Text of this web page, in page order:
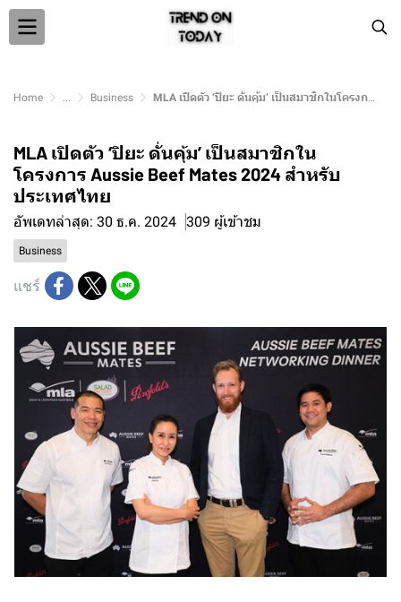
Home ... Business MLA เปิดตัว ‘ปิยะ ดั่นคุ้ม’ เป็นสมาชิกในโครงการ Aussie Beef Mates 2024 สำหรับประเทศไทย
MLA เปิดตัว ‘ปิยะ ดั่นคุ้ม’ เป็นสมาชิกใน
โครงการ Aussie Beef Mates 2024 สำหรับ
ประเทศไทย
อัพเดทล่าสุด: 30 ธ.ค. 2024 309 ผู้เข้าชม
Business
แชร์